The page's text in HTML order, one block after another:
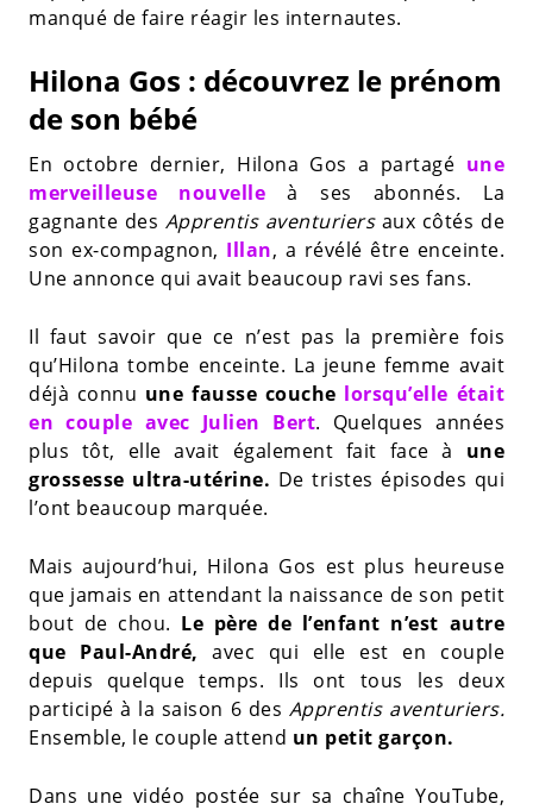
manqué de faire réagir les internautes.
Hilona Gos : découvrez le prénom
de son bébé
En octobre dernier, Hilona Gos a partagé une
merveilleuse nouvelle à ses abonnés. La
gagnante des Apprentis aventuriersaux côtés de
son ex-compagnon, Illan, a révélé être enceinte.
Une annonce qui avait beaucoup ravi ses fans.
Il faut savoir que ce n’est pas la première fois
qu’Hilona tombe enceinte. La jeune femme avait
déjà connu une fausse couche lorsqu’elle était
en couple avec Julien Bert. Quelques années
plus tôt, elle avait également fait face à une
grossesse ultra-utérine. De tristes épisodes qui
l’ont beaucoup marquée.
Mais aujourd’hui, Hilona Gos est plus heureuse
que jamais en attendant la naissance de son petit
bout de chou. Le père de l’enfant n’est autre
que Paul-André,avec qui elle est en couple
depuis quelque temps. Ils ont tous les deux
participé à la saison 6 des Apprentis aventuriers.
Ensemble, le couple attend un petit garçon.
Dans une vidéo postée sur sa chaîne YouTube,